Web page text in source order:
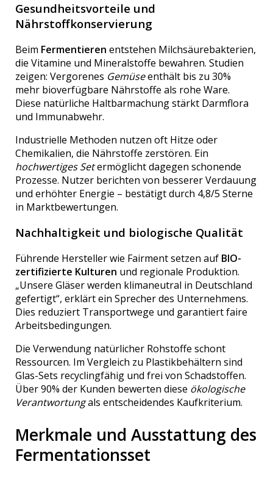
Gesundheitsvorteile und
Nährstoffkonservierung
Beim Fermentieren entstehen Milchsäurebakterien,
die Vitamine und Mineralstoffe bewahren. Studien
zeigen: Vergorenes Gemüseenthält bis zu 30%
mehr bioverfügbare Nährstoffe als rohe Ware.
Diese natürliche Haltbarmachung stärkt Darmflora
und Immunabwehr.
Industrielle Methoden nutzen oft Hitze oder
Chemikalien, die Nährstoffe zerstören. Ein
hochwertiges Setermöglicht dagegen schonende
Prozesse. Nutzer berichten von besserer Verdauung
und erhöhter Energie – bestätigt durch 4,8/5 Sterne
in Marktbewertungen.
Nachhaltigkeit und biologische Qualität
Führende Hersteller wie Fairment setzen auf BIO-
zertifizierte Kulturen und regionale Produktion.
„Unsere Gläser werden klimaneutral in Deutschland
gefertigt“, erklärt ein Sprecher des Unternehmens.
Dies reduziert Transportwege und garantiert faire
Arbeitsbedingungen.
Die Verwendung natürlicher Rohstoffe schont
Ressourcen. Im Vergleich zu Plastikbehältern sind
Glas-Sets recyclingfähig und frei von Schadstoffen.
Über 90% der Kunden bewerten diese ökologische
Verantwortungals entscheidendes Kaufkriterium.
Merkmale und Ausstattung des
Fermentationsset